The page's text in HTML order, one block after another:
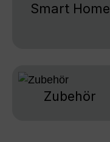
Smart Home
Zubehör